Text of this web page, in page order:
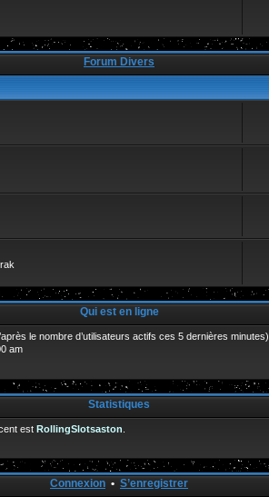
Forum Divers
Qui est en ligne
le nombre d’utilisateurs actifs ces 5 dernières minutes)
am
Statistiques
est RollingSlotsaston
Connexion • S’enregistrer